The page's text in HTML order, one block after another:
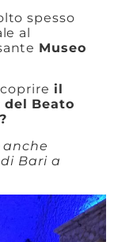
spesso
al
Museo
il
Beato
Bari a